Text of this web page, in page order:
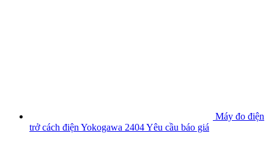
Máy đo điện
trở cách điện Yokogawa 2404Yêu cầu báo giá